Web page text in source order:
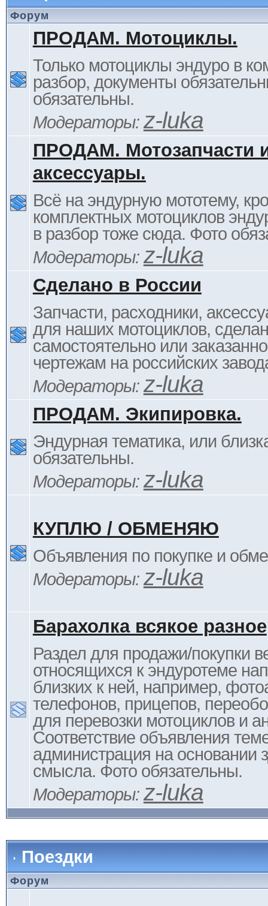
Форум
ПРОДАМ. Мотоциклы.
Только мотоциклы эндуро в
разбор, документы
обязательны.
Модераторы: z-luka
ПРОДАМ. Мотозапчасти
аксессуары.
Всё на эндурную мототему,
комплектных мотоциклов
в разбор тоже сюда. Фото
Модераторы: z-luka
Сделано в России
Запчасти, расходники,
для наших мотоциклов,
самостоятельно или
чертежам на российских
Модераторы: z-luka
ПРОДАМ. Экипировка.
Эндурная тематика, или
обязательны.
Модераторы: z-luka
КУПЛЮ / ОБМЕНЯЮ
Объявления по покупке и
Модераторы: z-luka
Барахолка всякое разное
Раздел для продажи/покупки
относящихся к эндуротеме
близких к ней, например,
телефонов, прицепов,
для перевозки мотоциклов и
Соответствие объявления
администрация на основании
смысла. Фото обязательны.
Модераторы: z-luka
Поездки
Форум